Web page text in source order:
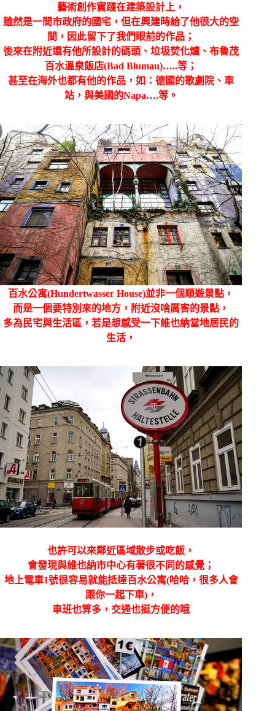
藝術創作實踐在建築設計上，
雖然是一間市政府的國宅，但在興建時給了他很大的空
間，因此留下了我們眼前的作品；
後來在附近還有他所設計的碼頭、垃圾焚化爐、布魯茂
百水溫泉飯店(Bad Blumau)…..等；
甚至在海外也都有他的作品，如：德國的歌劇院、車
站，與美國的Napa….等。
百水公寓(Hundertwasser House)並非一個順遊景點，
而是一個要特別來的地方，附近沒啥厲害的景點，
多為民宅與生活區，若是想感受一下維也納當地居民的
生活，
也許可以來鄰近區域散步或吃飯，
會發現與維也納市中心有著很不同的感覺；
地上電車1號很容易就能抵達百水公寓(哈哈，很多人會
跟你一起下車)，
車班也算多，交通也挺方便的哦